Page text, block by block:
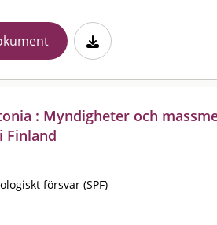
: Myndigheter och
försvar (SPF)